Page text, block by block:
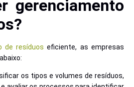
gerenciamento
de resíduos eficiente, as empresas
os tipos e volumes de resíduos,